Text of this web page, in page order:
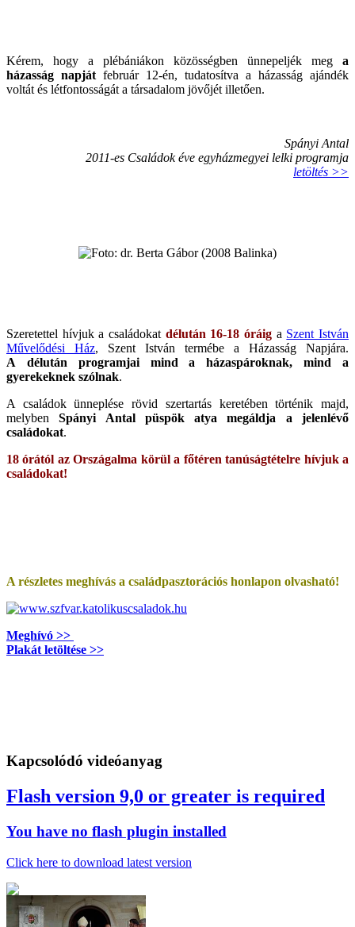
Kérem, hogy a plébániákon közösségben ünnepeljék meg a
házasság napját február 12-én, tudatosítva a házasság ajándék
voltát és létfontosságát a társadalom jövőjét illetően.
Spányi Antal
2011-es Családok éve egyházmegyei lelki programja
letöltés >>
Szeretettel hívjuk a családokat délután 16-18 óráig a Szent István
Művelődési Ház, Szent István termébe a Házasság Napjára.
A délután programjai mind a házaspároknak, mind a
gyerekeknek szólnak.
A családok ünneplése rövid szertartás keretében történik majd,
melybenSpányi Antal püspök atya megáldja a jelenlévő
családokat.
18 órától az Országalma körül a főtéren tanúságtételre hívjuk a
családokat!
A részletes meghívás a családpasztorációs honlapon olvasható!
Meghívó >>
Plakát letöltése >>
Kapcsolódó videóanyag
Flash version 9,0 or greater is required
You have no flash plugin installed
Click here to download latest version